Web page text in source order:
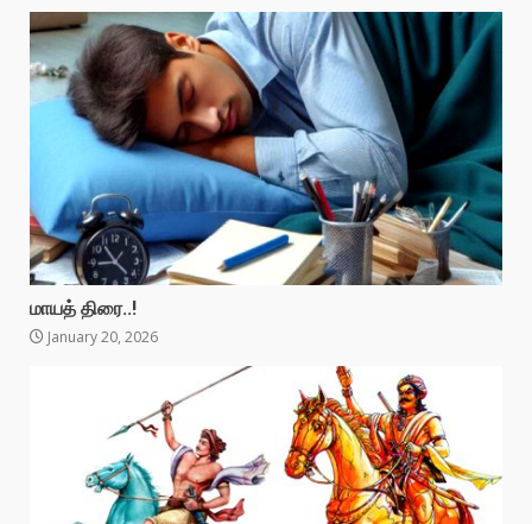
மாயத் திரை..!
January 20, 2026